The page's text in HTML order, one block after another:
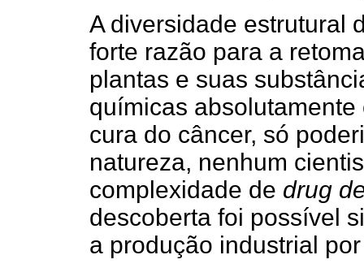
A diversidade estrutural
forte razão para a
plantas e suas
químicas
cura do câncer, só
natureza, nenhum
complexidade de drug
descoberta foi possível
a produção industrial